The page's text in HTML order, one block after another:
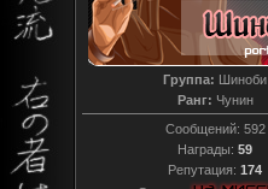
Группа: Шиноби
Ранг: Чунин
Сообщений: 592
Награды: 59
Репутация: 174